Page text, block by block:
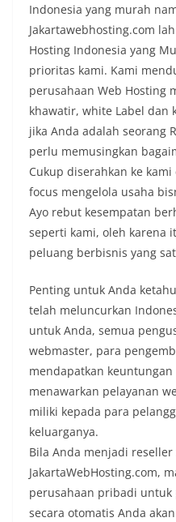
Indonesia yang murah
Jakartawebhosting.com
Hosting Indonesia yang
prioritas kami. Kami
perusahaan Web Hosting
khawatir, white Label dan
jika Anda adalah seorang
perlu memusingkan
Cukup diserahkan ke
focus mengelola usaha
Ayo rebut kesempatan
seperti kami, oleh karena
peluang berbisnis yang
Penting untuk Anda
telah meluncurkan
untuk Anda, semua
webmaster, para
mendapatkan
menawarkan pelayanan
miliki kepada para
keluarganya.
Bila Anda menjadi
JakartaWebHosting.com,
perusahaan pribadi untuk
secara otomatis Anda